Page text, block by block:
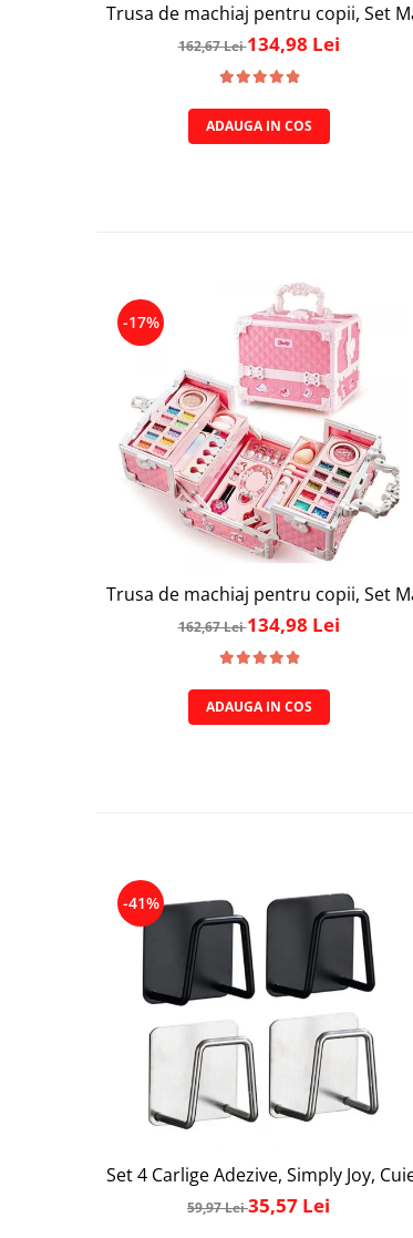
Trusa de machiaj pentru copii, Set
162,67 Lei134,98 Lei
ADAUGA IN COS
-17%
Trusa de machiaj pentru copii, Set
162,67 Lei134,98 Lei
ADAUGA IN COS
-41%
Set 4 Carlige Adezive, Simply Joy,
59,97 Lei35,57 Lei